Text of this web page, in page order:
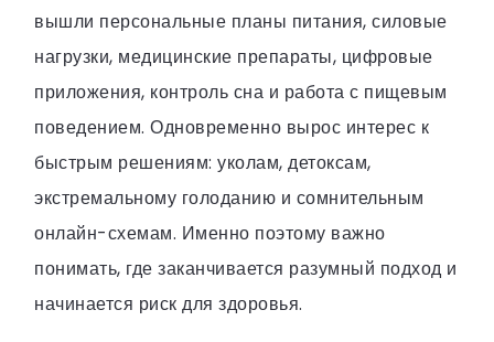
вышли персональные планы питания, силовые
нагрузки, медицинские препараты, цифровые
приложения, контроль сна и работа с пищевым
поведением. Одновременно вырос интерес к
быстрым решениям: уколам, детоксам,
экстремальному голоданию и сомнительным
онлайн-схемам. Именно поэтому важно
понимать, где заканчивается разумный подход и
начинается риск для здоровья.